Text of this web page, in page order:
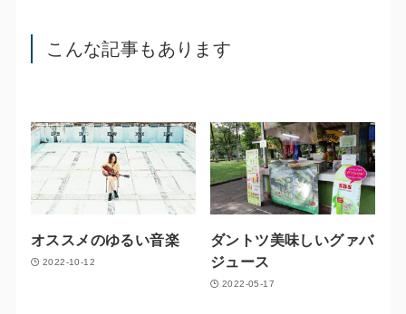
こんな記事もあります
オススメのゆるい音楽
2022-10-12
ダントツ美味しいグァバ
ジュース
2022-05-17